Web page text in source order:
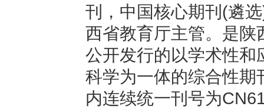
刊，中国核心期刊(遴
西省教育厅主管。是陕
公开发行的以学术性和
科学为一体的综合性期
内连续统一刊号为